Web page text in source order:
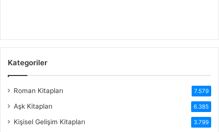
Kategoriler
Roman Kitapları 7.579
Aşk Kitapları 6.385
Kişisel Gelişim Kitapları 3.799